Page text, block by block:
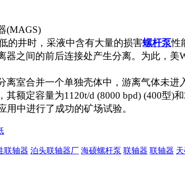
(MAGS)
的井时，采液中含有大量的损害螺杆泵性
器之间的前后连接处产生分离。为此，美
室合并一个单独壳体中，游离气体未进
其额定容量为1120t/d (8000 bpd) (400型)和
用中进行了成功的矿场试验。
联轴器 泊头联轴器厂 海硕螺杆泵 联轴器 联轴器